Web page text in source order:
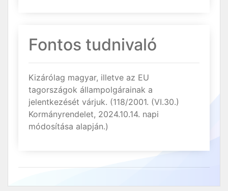
Fontos tudnivaló
Kizárólag magyar, illetve az EU
tagországok állampolgárainak a
jelentkezését várjuk. (118/2001. (VI.30.)
Kormányrendelet, 2024.10.14. napi
módosítása alapján.)